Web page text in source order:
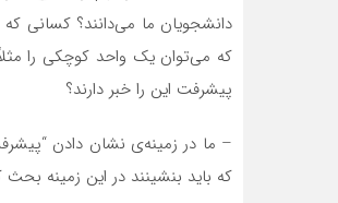
دانشجویان ما می‌دانند؟ کسانی که
که می‌توان یک واحد کوچکی را
پیشرفت این را خبر دارند؟
– ما در زمینه‌ی نشان دادن
که باید بنشینند در این زمینه بحث